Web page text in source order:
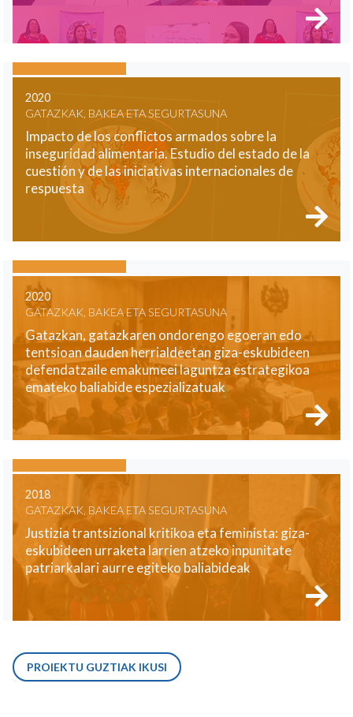
2020
GATAZKAK, BAKEA ETA SEGURTASUNA
Impacto de los conflictos armados sobre la
inseguridad alimentaria. Estudio del estado de la
cuestión y de las iniciativas internacionales de
respuesta
2020
GATAZKAK, BAKEA ETA SEGURTASUNA
Gatazkan, gatazkaren ondorengo egoeran edo
tentsioan dauden herrialdeetan giza-eskubideen
defendatzaile emakumeei laguntza estrategikoa
emateko baliabide espezializatuak
2018
GATAZKAK, BAKEA ETA SEGURTASUNA
Justizia trantsizional kritikoa eta feminista: giza-
eskubideen urraketa larrien atzeko inpunitate
patriarkalari aurre egiteko baliabideak
PROIEKTU GUZTIAK IKUSI